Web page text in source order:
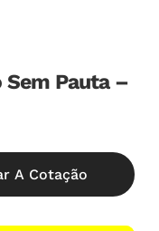
Sem Pauta –
A Cotação